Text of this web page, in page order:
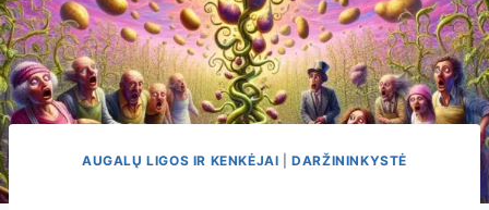
AUGALŲ LIGOS IR KENKĖJAI |DARŽININKYSTĖ